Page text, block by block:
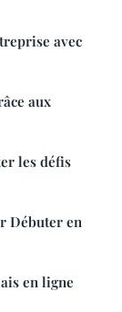
avec
aux
les défis
Débuter en
en ligne